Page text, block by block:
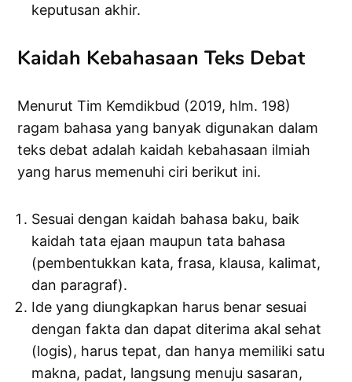
keputusan akhir.
Kaidah Kebahasaan Teks Debat
Menurut Tim Kemdikbud (2019, hlm. 198)
ragam bahasa yang banyak digunakan dalam
teks debat adalah kaidah kebahasaan ilmiah
yang harus memenuhi ciri berikut ini.
Sesuai dengan kaidah bahasa baku, baik
kaidah tata ejaan maupun tata bahasa
(pembentukkan kata, frasa, klausa, kalimat,
dan paragraf).
Ide yang diungkapkan harus benar sesuai
dengan fakta dan dapat diterima akal sehat
(logis), harus tepat, dan hanya memiliki satu
makna, padat, langsung menuju sasaran,